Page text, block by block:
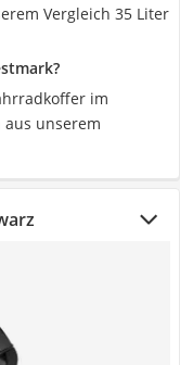
Vergleich 35 Liter
im
unserem